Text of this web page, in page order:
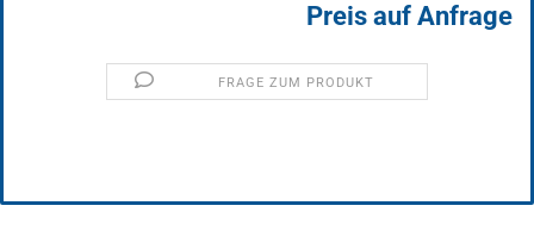
Preis auf Anfrage
FRAGE ZUM PRODUKT